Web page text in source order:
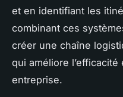
et en identifiant les
combinant ces
créer une chaîne
qui améliore
entreprise.